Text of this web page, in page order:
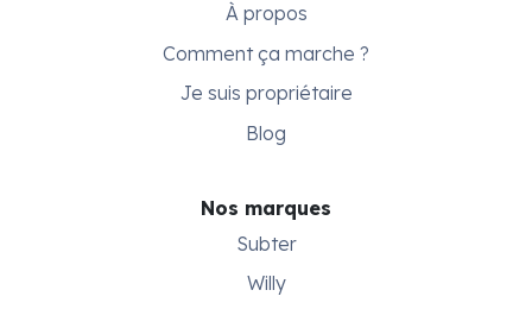
À propos
Comment ça marche ?
Je suis propriétaire
Blog
Nos marques
Subter
Willy